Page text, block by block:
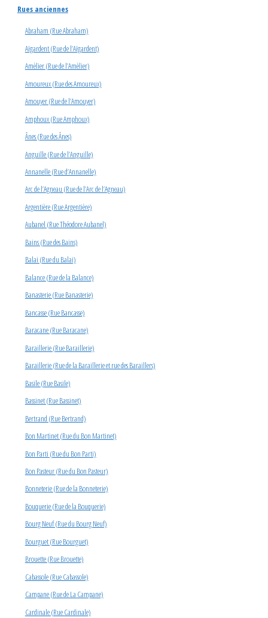
Rues anciennes
Abraham (Rue Abraham)
Aïgardent (Rue de l’Aïgardent)
Amèlier (Rue de l’Amèlier)
Amoureux (Rue des Amoureux)
Amouyer (Rue de l’Amouyer)
Amphoux (Rue Amphoux)
Ânes (Rue des Ânes)
Anguille (Rue de l’Anguille)
Annanelle (Rue d’Annanelle)
Arc de l’Agneau (Rue de l’Arc de l’Agneau)
Argentière (Rue Argentière)
Aubanel (Rue Théodore Aubanel)
Bains (Rue des Bains)
Balai (Rue du Balai)
Balance (Rue de la Balance)
Banasterie (Rue Banasterie)
Bancasse (Rue Bancasse)
Baracane (Rue Baracane)
Baraillerie (Rue Baraillerie)
Baraillerie (Rue de la Baraillerie et rue des Baraillers)
Basile (Rue Basile)
Bassinet (Rue Bassinet)
Bertrand (Rue Bertrand)
Bon Martinet (Rue du Bon Martinet)
Bon Parti (Rue du Bon Parti)
Bon Pasteur (Rue du Bon Pasteur)
Bonneterie (Rue de la Bonneterie)
Bouquerie (Rue de la Bouquerie)
Bourg Neuf (Rue du Bourg Neuf)
Bourguet (Rue Bourguet)
Brouette (Rue Brouette)
Cabassole (Rue Cabassole)
Campane (Rue de La Campane)
Cardinale (Rue Cardinale)